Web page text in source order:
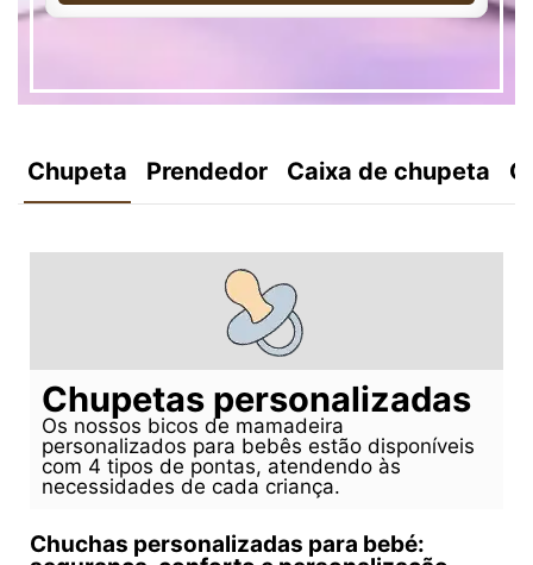
Chupeta Prendedor Caixa de chupeta
Chupetas personalizadas
Os nossos bicos de mamadeira
personalizados para bebês estão disponíveis
com 4 tipos de pontas, atendendo às
necessidades de cada criança.
Chuchas personalizadas para bebé: